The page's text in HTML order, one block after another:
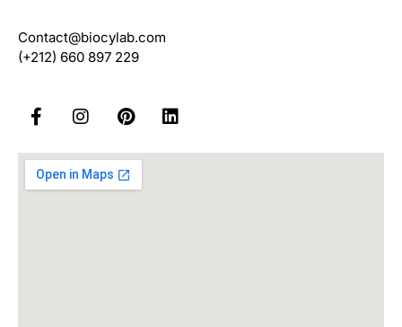
Contact@biocylab.com
(+212) 660 897 229